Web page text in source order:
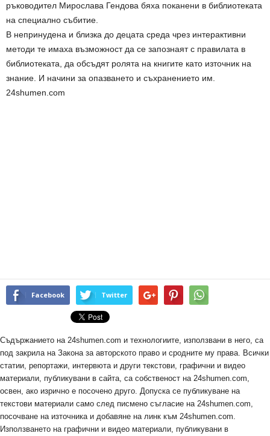
ръководител Мирослава Гендова бяха поканени в библиотеката
на специално събитие.
В непринудена и близка до децата среда чрез интерактивни
методи те имаха възможност да се запознаят с правилата в
библиотеката, да обсъдят ролята на книгите като източник на
знание. И начини за опазването и съхранението им.
24shumen.com
Facebook Twitter
Съдържанието на 24shumen.com и технологиите, използвани в него, са
под закрила на Закона за авторското право и сродните му права. Всички
статии, репортажи, интервюта и други текстови, графични и видео
материали, публикувани в сайта, са собственост на 24shumen.com,
освен, ако изрично е посочено друго. Допуска се публикуване на
текстови материали само след писмено съгласие на 24shumen.com,
посочване на източника и добавяне на линк към 24shumen.com.
Използването на графични и видео материали, публикувани в